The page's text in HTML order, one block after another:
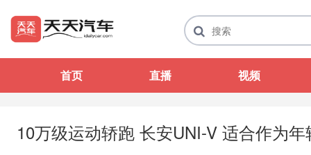
首页 直播 视频
10万级运动轿跑 长安UNI-V 适合作为